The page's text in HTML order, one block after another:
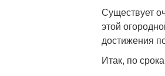
Существует
этой
достижения
Итак, по